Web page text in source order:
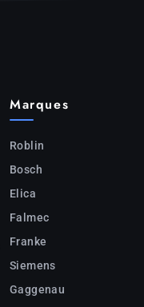
Marques
Roblin
Bosch
Elica
Falmec
Franke
Siemens
Gaggenau